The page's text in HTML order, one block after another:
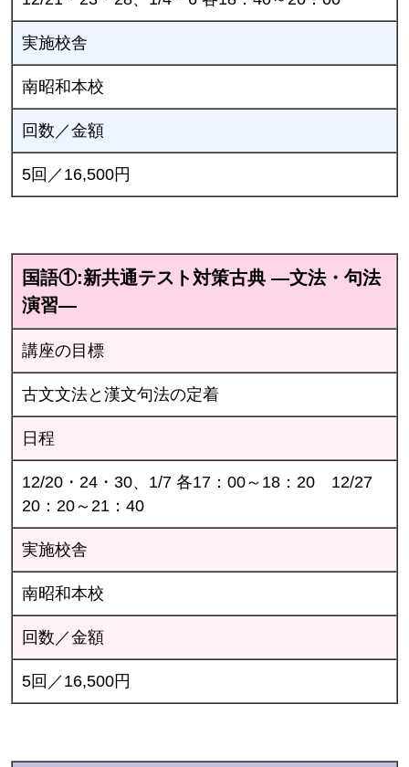
実施校舎
南昭和本校
回数／金額
5回／16,500円
国語①:新共通テスト対策古典 ―文法・句法
演習―
講座の目標
古文文法と漢文句法の定着
日程
12/20・24・30、1/7 各17：00～18：20 12/27
20：20～21：40
実施校舎
南昭和本校
回数／金額
5回／16,500円